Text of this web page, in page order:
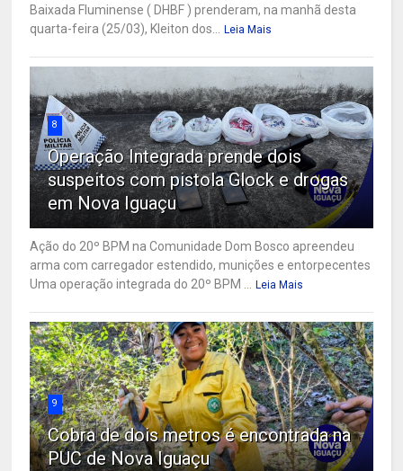
Baixada Fluminense ( DHBF ) prenderam, na manhã desta
quarta-feira (25/03), Kleiton dos... Leia Mais
8
Operação Integrada prende dois
suspeitos com pistola Glock e drogas
em Nova Iguaçu
Ação do 20º BPM na Comunidade Dom Bosco apreendeu
arma com carregador estendido, munições e entorpecentes
Uma operação integrada do 20º BPM ... Leia Mais
9
Cobra de dois metros é encontrada na
PUC de Nova Iguaçu